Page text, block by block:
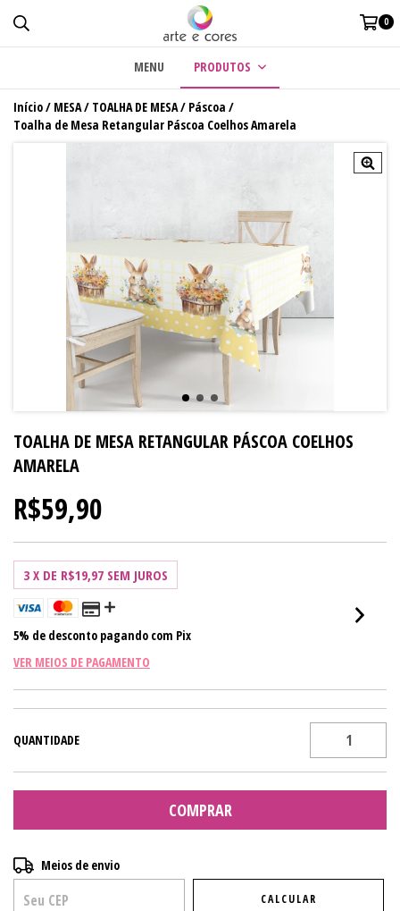
0
MENU PRODUTOS
Início/ MESA/ TOALHA DE MESA/ Páscoa /
Toalha de Mesa Retangular Páscoa Coelhos Amarela
TOALHA DE MESA RETANGULAR PÁSCOA COELHOS
AMARELA
R$59,90
3 X DE R$19,97 SEM JUROS
5% de desconto pagando com Pix
VER MEIOS DE PAGAMENTO
QUANTIDADE
Entregas para o CEP:
Meios de envio
CALCULAR